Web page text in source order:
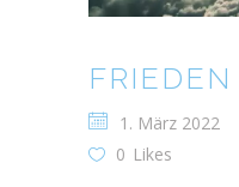
1. März 2022
0 Likes